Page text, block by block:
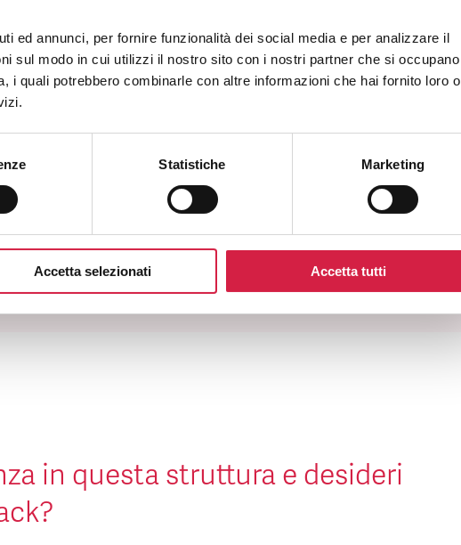
ed annunci, per fornire funzionalità dei social media e per analizzare il
sul modo in cui utilizzi il nostro sito con i nostri partner che si occupano
i quali potrebbero combinarle con altre informazioni che hai fornito loro o
Statistiche Marketing
Accetta selezionati Accetta tutti
assegnato il Bollino Rosa?
i servizi offerti dall’ospedale Bollino Rosa?
in questa struttura e desideri